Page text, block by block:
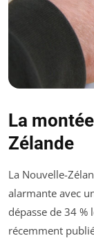
La
Zélande
La Nouvelle-
alarmante avec
dépasse de 34
récemment